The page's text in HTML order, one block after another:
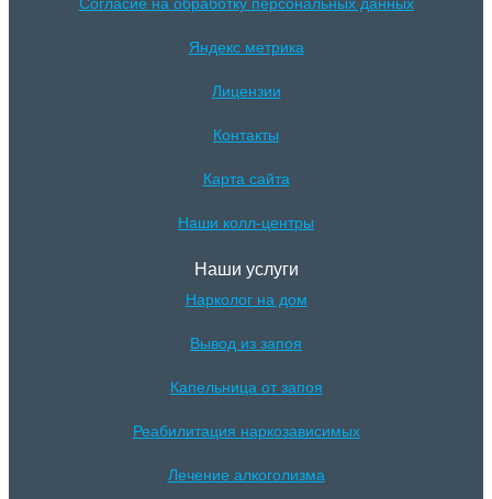
Яндекс метрика
Лицензии
Контакты
Карта сайта
Наши колл-центры
Наши услуги
Нарколог на дом
Вывод из запоя
Капельница от запоя
Реабилитация наркозависимых
Лечение алкоголизма